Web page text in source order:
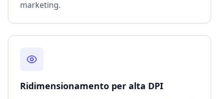
marketing.
Ridimensionamento per alta DPI